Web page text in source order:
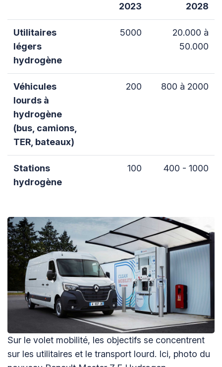
2023 2028
Utilitaires
légers
hydrogène
5000
20.000 à
50.000
Véhicules
lourds à
hydrogène
(bus, camions,
TER, bateaux)
200 800 à 2000
Stations
hydrogène
100 400 - 1000
Sur le volet mobilité, les objectifs se concentrent
sur les utilitaires et le transport lourd. Ici, photo du